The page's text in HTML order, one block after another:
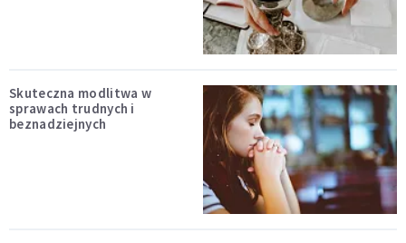
Skuteczna modlitwa w
sprawach trudnych i
beznadziejnych